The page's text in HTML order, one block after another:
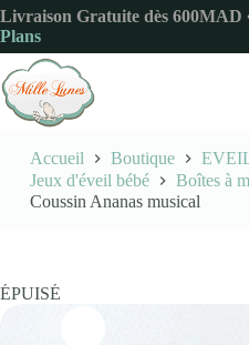
Passer
au
contenu
Livraison Gratuite dès 600MAD
Plans
Accueil Boutique
Jeux d'éveil bébé
Boîtes à
Coussin Ananas musical
ÉPUISÉ